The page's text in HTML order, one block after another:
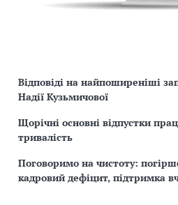
Відповіді на найпоширеніші
Надії Кузьмичової
Щорічні основні відпустки
тривалість
Поговоримо на чистоту:
кадровий дефіцит, підтримка